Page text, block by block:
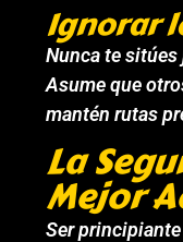
Ignorar
Nunca te
Asume que
mantén rutas
La
Mejor
Ser